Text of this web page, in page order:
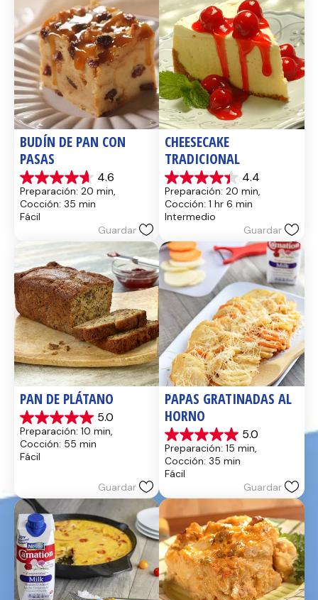
BUDÍN DE PAN CON
PASAS
4.6
4.6
de
5
estrellas.
reseñas
Preparación: 20 min,
Cocción: 35 min
Fácil
Guardar
CHEESECAKE
TRADICIONAL
4.4
4.4
de
5
estrellas.
reseñas
Preparación: 20 min,
Cocción: 1 hr 6 min
Intermedio
Guardar
PAN DE PLÁTANO
5.0
5.0
de
5
estrellas.
Preparación: 10 min,
Cocción: 55 min
Fácil
Guardar
PAPAS GRATINADAS AL
HORNO
5.0
5.0
de
5
estrellas.
Preparación: 15 min,
Cocción: 35 min
Fácil
Guardar